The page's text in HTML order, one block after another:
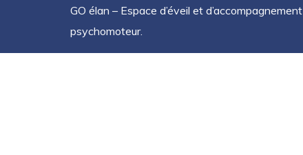
GO élan – Espace d’éveil et d’accompagnement
psychomoteur.